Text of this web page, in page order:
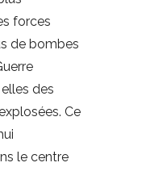
forces
de bombes
des
Ce
le centre